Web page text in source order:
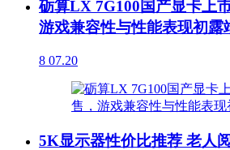
砺算LX 7G100国产显卡上
游戏兼容性与性能表现初露
8 07.20
5K显示器性价比推荐 老人